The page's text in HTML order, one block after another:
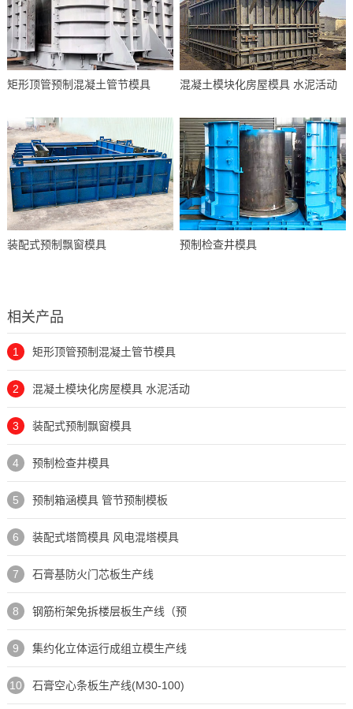
矩形顶管预制混凝土管节模具 混凝土模块化房屋模具 水泥活动
装配式预制飘窗模具 预制检查井模具
相关产品
1 矩形顶管预制混凝土管节模具
2 混凝土模块化房屋模具 水泥活动
3 装配式预制飘窗模具
4 预制检查井模具
5 预制箱涵模具 管节预制模板
6 装配式塔筒模具 风电混塔模具
7 石膏基防火门芯板生产线
8 钢筋桁架免拆楼层板生产线（预
9 集约化立体运行成组立模生产线
10 石膏空心条板生产线(M30-100)